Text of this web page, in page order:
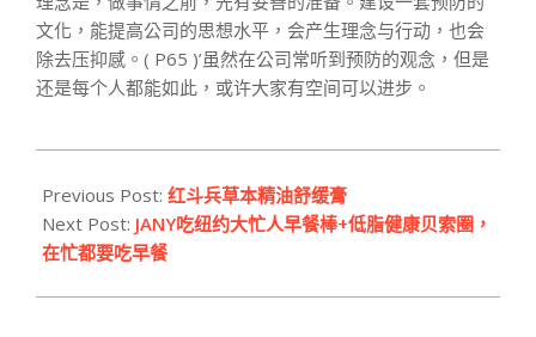
文化，能提高公司的思想水平，会产生理念与行动，也会
除去压抑感。( P65 )’虽然在公司常听到预防的观念，但是
还是每个人都能如此，或许大家有空间可以进步。
01-
31
Previous Post: 红斗兵草本精油舒缓膏
Next Post: JANY吃纽约大忙人早餐棒+低脂健康贝索圈，
在忙都要吃早餐